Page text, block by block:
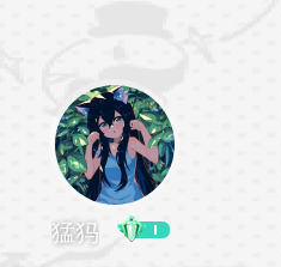
猛犸